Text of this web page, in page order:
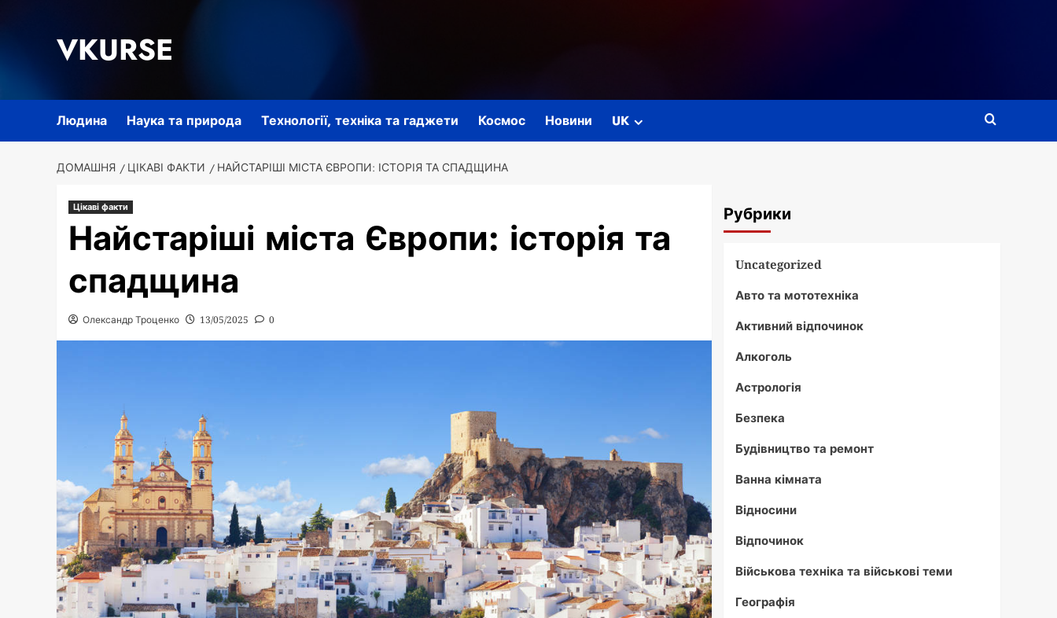
VKURSE
Людина Наука та природа Технології, техніка та гаджети Космос Новини UK
ДОМАШНЯ ЦІКАВІ ФАКТИ НАЙСТАРІШІ МІСТА ЄВРОПИ: ІСТОРІЯ ТА СПАДЩИНА
Цікаві факти
Найстаріші міста Європи: історія та
спадщина
Олександр Троценко 13/05/2025 0
Рубрики
Uncategorized
Авто та мототехніка
Активний відпочинок
Алкоголь
Астрологія
Безпека
Будівництво та ремонт
Ванна кімната
Відносини
Відпочинок
Військова техніка та військові теми
Географія